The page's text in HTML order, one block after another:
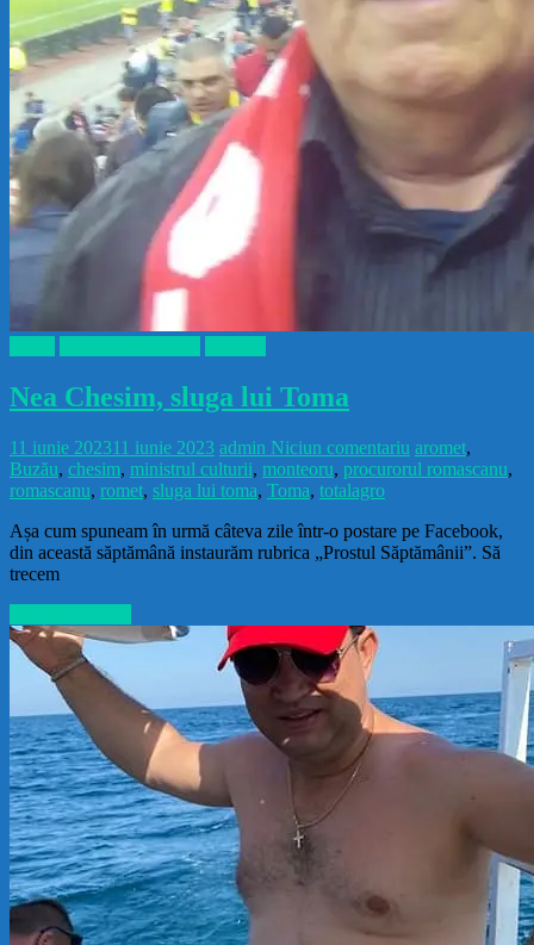
Nea Chesim, sluga lui Toma
11 iunie 202311 iunie 2023 admin Niciun comentariu aromet,
Buzău, chesim, ministrul culturii, monteoru, procurorul romascanu,
romascanu, romet, sluga lui toma, Toma, totalagro
Așa cum spuneam în urmă câteva zile într-o postare pe Facebook,
din această săptămână instaurăm rubrica „Prostul Săptămânii”. Să
trecem